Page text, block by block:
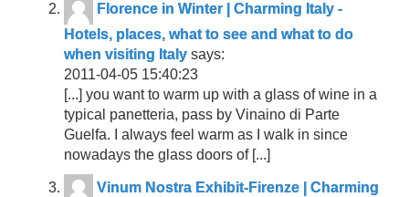
Florence in Winter | Charming Italy -
Hotels, places, what to see and what to do
when visiting Italy says:
2011-04-05 15:40:23
[...] you want to warm up with a glass of wine in a
typical panetteria, pass by Vinaino di Parte
Guelfa. I always feel warm as I walk in since
nowadays the glass doors of [...]
Vinum Nostra Exhibit-Firenze | Charming